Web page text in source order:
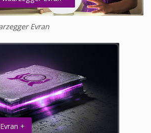
Evran
+